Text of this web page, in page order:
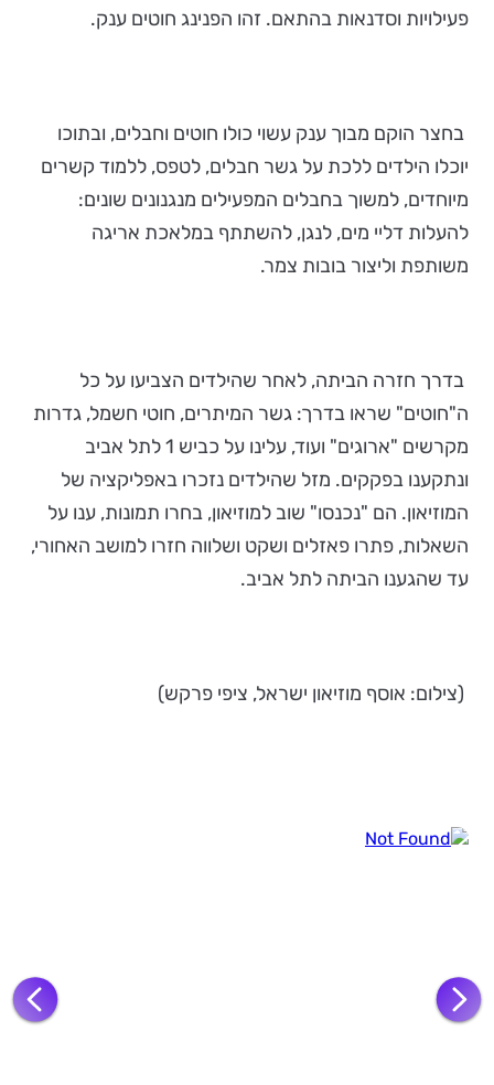
פעילויות וסדנאות בהתאם. זהו הפנינג חוטים ענק.
בחצר הוקם מבוך ענק עשוי כולו חוטים וחבלים, ובתוכו
יוכלו הילדים ללכת על גשר חבלים, לטפס, ללמוד קשרים
מיוחדים, למשוך בחבלים המפעילים מנגנונים שונים:
להעלות דליי מים, לנגן, להשתתף במלאכת אריגה
משותפת וליצור בובות צמר.
בדרך חזרה הביתה, לאחר שהילדים הצביעו על כל
ה"חוטים" שראו בדרך: גשר המיתרים, חוטי חשמל, גדרות
מקרשים "ארוגים" ועוד, עלינו על כביש 1 לתל אביב
ונתקענו בפקקים. מזל שהילדים נזכרו באפליקציה של
המוזיאון. הם "נכנסו" שוב למוזיאון, בחרו תמונות, ענו על
השאלות, פתרו פאזלים ושקט ושלווה חזרו למושב האחורי,
עד שהגענו הביתה לתל אביב.
(צילום: אוסף מוזיאון ישראל, ציפי פרקש)